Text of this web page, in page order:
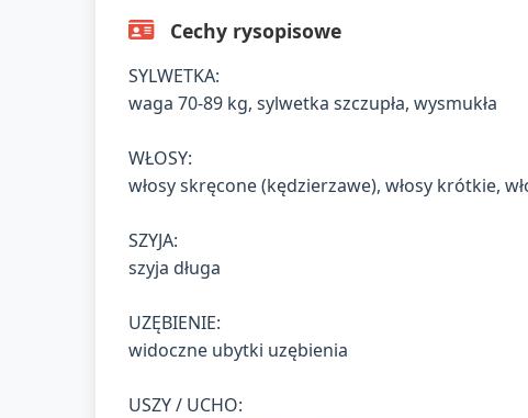
Cechy rysopisowe
SYLWETKA:
waga 70-89 kg, sylwetka szczupła, wysmukła
WŁOSY:
włosy skręcone (kędzierzawe), włosy krótkie,
SZYJA:
szyja długa
UZĘBIENIE:
widoczne ubytki uzębienia
USZY / UCHO: